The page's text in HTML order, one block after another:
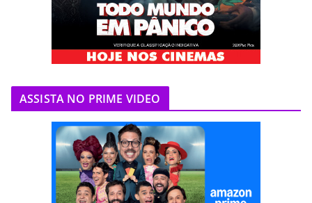
ASSISTA NO PRIME VIDEO